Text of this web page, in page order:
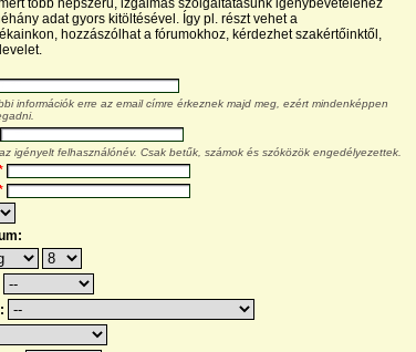
több népszerű, izgalmas szolgáltatásunk igénybevételéhez
adat gyors kitöltésével. Így pl. részt vehet a
hozzászólhat a fórumokhoz, kérdezhet szakértőinktől,
információk erre az email címre érkeznek majd meg, ezért mindenképpen
igényelt felhasználónév. Csak betűk, számok és szóközök engedélyezettek.